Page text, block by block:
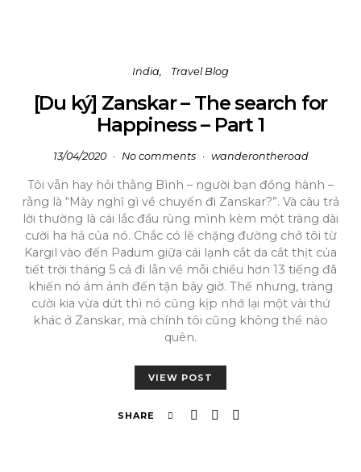
India Travel Blog
[Du ký] Zanskar – The search for
Happiness – Part 1
13/04/2020 No comments wanderontheroad
Tôi vẫn hay hỏi thằng Bình – người bạn đồng hành –
rằng là “Mày nghĩ gì về chuyến đi Zanskar?”. Và câu trả
lời thường là cái lắc đầu rùng mình kèm một tràng dài
cười ha hả của nó. Chắc có lẽ chặng đường chở tôi từ
Kargil vào đến Padum giữa cái lạnh cắt da cắt thịt của
tiết trời tháng 5 cả đi lẫn về mỗi chiều hơn 13 tiếng đã
khiến nó ám ảnh đến tận bây giờ. Thế nhưng, tràng
cười kia vừa dứt thì nó cũng kịp nhớ lại một vài thứ
khác ở Zanskar, mà chính tôi cũng không thể nào
quên.
VIEW POST
SHARE